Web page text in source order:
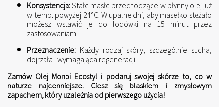
Konsystencja:Stałe masło przechodzące w płynny olej już
w temp. powyżej 24°C. W upalne dni, aby masełko stężało
możesz wstawić je do lodówki na 15 minut przez
zastosowaniam.
Przeznaczenie: Każdy rodzaj skóry, szczególnie sucha,
dojrzała i wymagająca regeneracji.
Zamów Olej Monoi Ecostyl i podaruj swojej skórze to, co w
naturze najcenniejsze. Ciesz się blaskiem i zmysłowym
zapachem, który uzależnia od pierwszego użycia!